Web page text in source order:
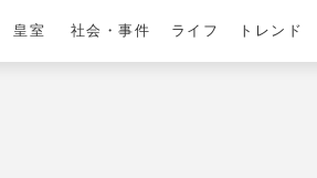
皇室 社会・事件 ライフ トレンド